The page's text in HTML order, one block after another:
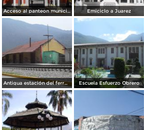
Acceso al panteon municipal Emiciclo a Juarez
Antigua estación del ferrocarril de Santa Rosa Escuela Esfuerzo Obrero